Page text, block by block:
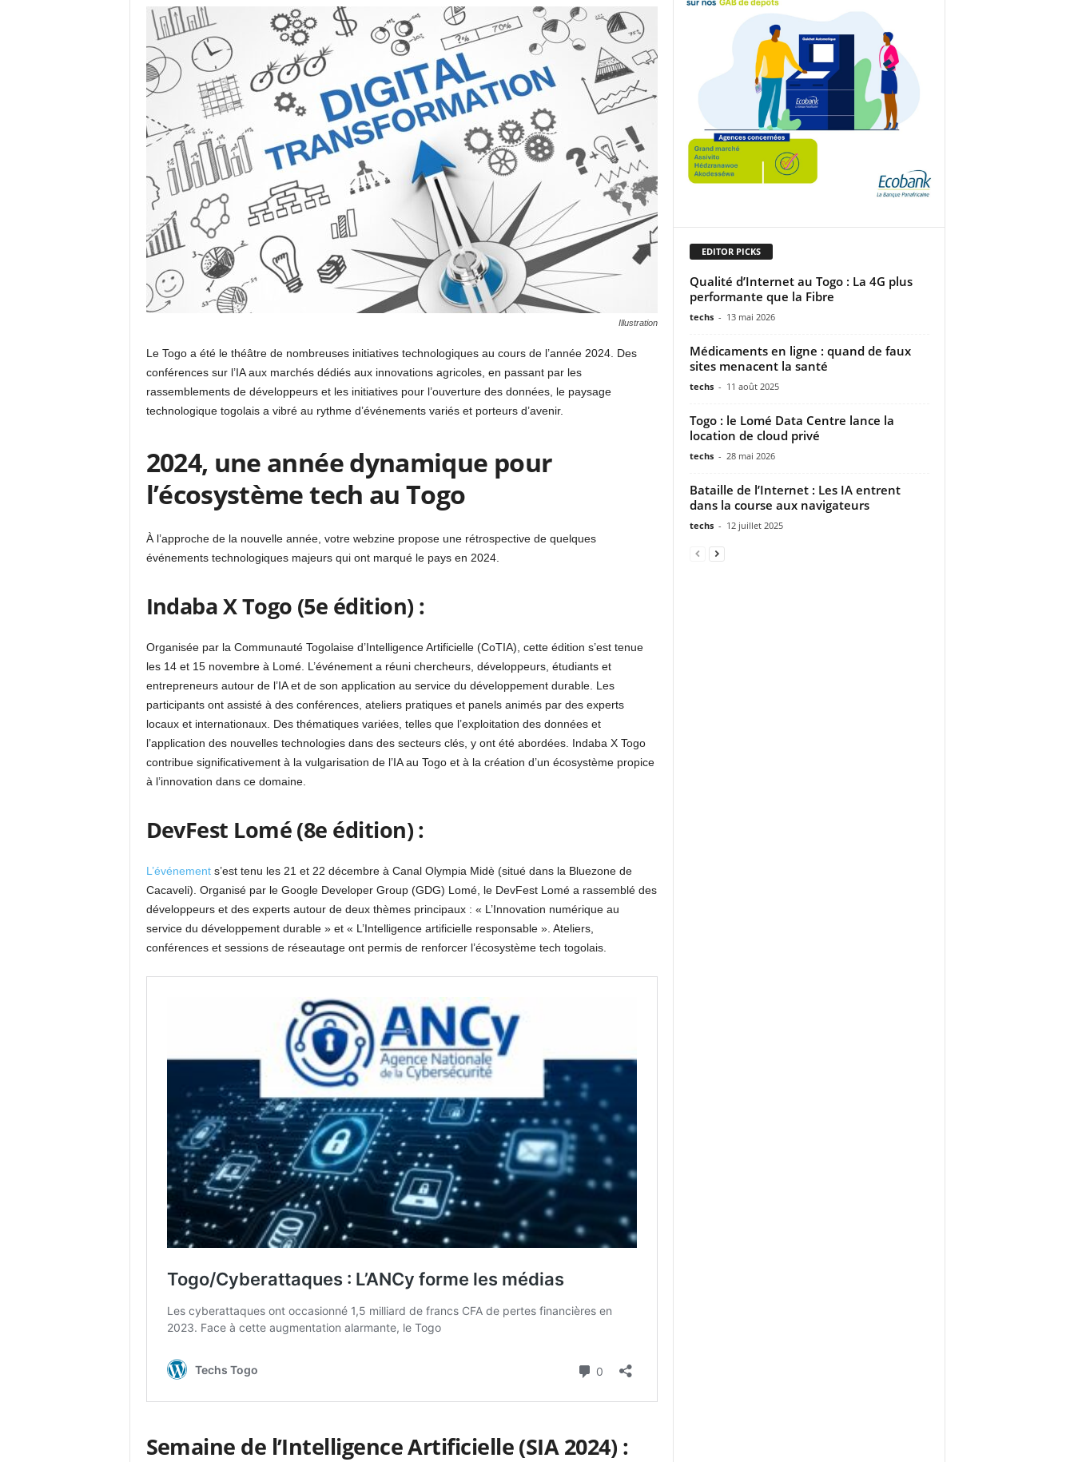
Illustration
Le Togo a été le théâtre de nombreuses initiatives technologiques au cours de l’année 2024. Des
conférences sur l’IA aux marchés dédiés aux innovations agricoles, en passant par les
rassemblements de développeurs et les initiatives pour l’ouverture des données, le paysage
technologique togolais a vibré au rythme d’événements variés et porteurs d’avenir.
2024, une année dynamique pour
l’écosystème tech au Togo
À l’approche de la nouvelle année, votre webzine propose une rétrospective de quelques
événements technologiques majeurs qui ont marqué le pays en 2024.
Indaba X Togo (5e édition) :
Organisée par la Communauté Togolaise d’Intelligence Artificielle (CoTIA), cette édition s’est tenue
les 14 et 15 novembre à Lomé. L’événement a réuni chercheurs, développeurs, étudiants et
entrepreneurs autour de l’IA et de son application au service du développement durable. Les
participants ont assisté à des conférences, ateliers pratiques et panels animés par des experts
locaux et internationaux. Des thématiques variées, telles que l’exploitation des données et
l’application des nouvelles technologies dans des secteurs clés, y ont été abordées. Indaba X Togo
contribue significativement à la vulgarisation de l’IA au Togo et à la création d’un écosystème propice
à l’innovation dans ce domaine.
DevFest Lomé (8e édition) :
L’événements’est tenu les 21 et 22 décembre à Canal Olympia Midè (situé dans la Bluezone de
Cacaveli). Organisé par le Google Developer Group (GDG) Lomé, le DevFest Lomé a rassemblé des
développeurs et des experts autour de deux thèmes principaux : « L’Innovation numérique au
service du développement durable » et « L’Intelligence artificielle responsable ». Ateliers,
conférences et sessions de réseautage ont permis de renforcer l’écosystème tech togolais.
Semaine de l’Intelligence Artificielle (SIA 2024) :
EDITOR PICKS
Qualité d’Internet au Togo : La 4G plus
performante que la Fibre
techs - 13 mai 2026
Médicaments en ligne : quand de faux
sites menacent la santé
techs - 11 août 2025
Togo : le Lomé Data Centre lance la
location de cloud privé
techs - 28 mai 2026
Bataille de l’Internet : Les IA entrent
dans la course aux navigateurs
techs - 12 juillet 2025